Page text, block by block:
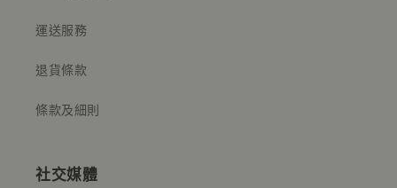
運送服務
退貨條款
條款及細則
社交媒體